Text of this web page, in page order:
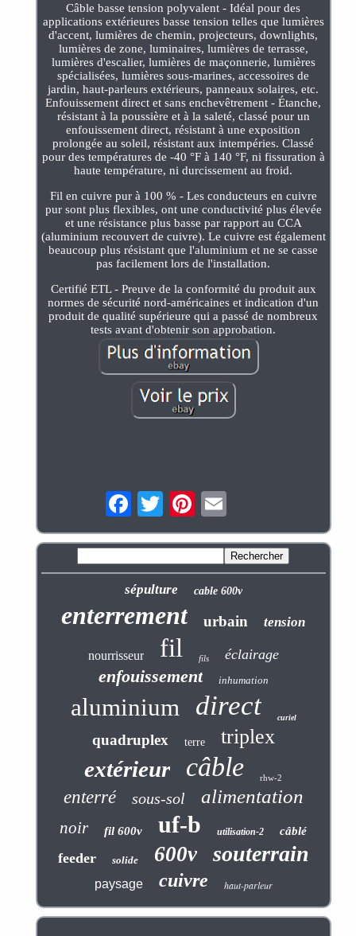
Câble basse tension polyvalent - Idéal pour des
applications extérieures basse tension telles que lumières
d'accent, lumières de chemin, projecteurs, downlights,
lumières de zone, luminaires, lumières de terrasse,
lumières d'escalier, lumières de maçonnerie, lumières
spécialisées, lumières sous-marines, accessoires de
jardin, haut-parleurs extérieurs, panneaux solaires, etc.
Enfouissement direct et sans enchevêtrement - Étanche,
résistant à la poussière et à la saleté, classé pour un
enfouissement direct, résistant à une exposition
prolongée au soleil, résistant aux intempéries. Classé
pour des températures de -40 °F à 140 °F, ni fissuration à
haute température, ni durcissement au froid.
Fil en cuivre pur à 100 % - Les conducteurs en cuivre
pur sont plus flexibles, ont une conductivité plus élevée
et une résistance plus basse par rapport au CCA
(aluminium recouvert de cuivre). Le cuivre est également
beaucoup plus résistant que l'aluminium et ne se casse
pas facilement lors de l'installation.
Certifié ETL - Preuve de la conformité du produit aux
normes de sécurité nord-américaines et indication d'un
produit de qualité supérieure qui a passé de nombreux
tests avant d'obtenir son approbation.
sépulture cable 600v
enterrement urbain tension
nourrisseur fil fils éclairage
enfouissement inhumation
aluminium direct curiel
quadruplex terre triplex
extérieur câble rhw-2
enterré sous-sol alimentation
noir fil 600v uf-b utilisation-2 câblé
feeder solide 600v souterrain
paysage cuivre haut-parleur